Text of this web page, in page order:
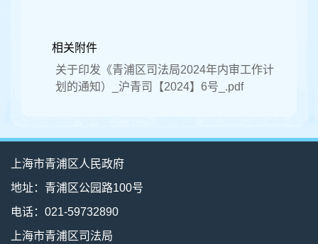
相关附件
关于印发《青浦区司法局2024年内审工作计
划的通知）_沪青司【2024】6号_.pdf
上海市青浦区人民政府
地址：青浦区公园路100号
电话：021-59732890
上海市青浦区司法局